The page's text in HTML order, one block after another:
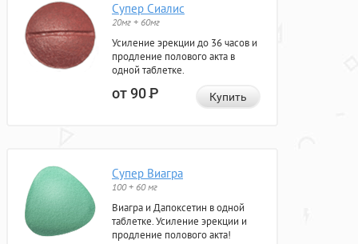
Супер Сиалис
20мг + 60мг
Усиление эрекции до 36 часов и
продление полового акта в
одной таблетке.
от 90Р Купить
Супер Виагра
100 + 60 мг
Виагра и Дапоксетин в одной
таблетке. Усиление эрекции и
продление полового акта!